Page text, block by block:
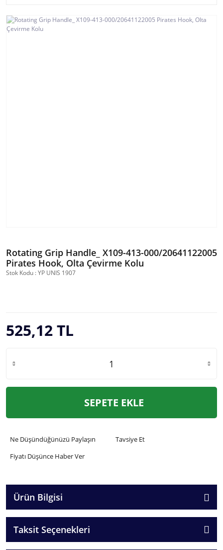
Rotating Grip Handle_ X109-413-000/20641122005
Pirates Hook, Olta Çevirme Kolu
Stok Kodu : YP UNIS 1907
525,12 TL
SEPETE EKLE
Ne Düşündüğünüzü Paylaşın
Tavsiye Et
Fiyatı Düşünce Haber Ver
Ürün Bilgisi
Taksit Seçenekleri